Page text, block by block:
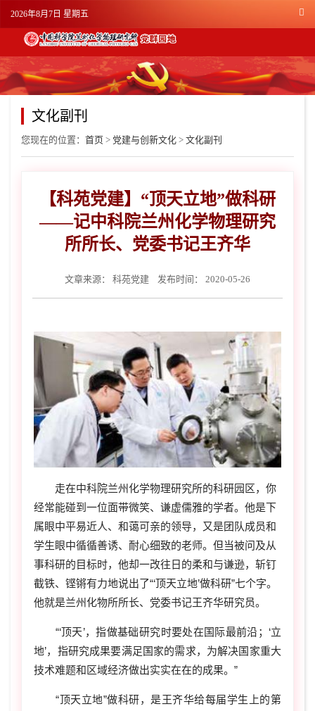
2026年8月7日 星期五
文化副刊
您现在的位置： 首页 > 党建与创新文化 > 文化副刊
【科苑党建】“顶天立地”做科研
——记中科院兰州化学物理研究
所所长、党委书记王齐华
文章来源： 科苑党建 发布时间： 2020-05-26
走在中科院兰州化学物理研究所的科研园区，你
经常能碰到一位面带微笑、谦虚儒雅的学者。他是下
属眼中平易近人、和蔼可亲的领导，又是团队成员和
学生眼中循循善诱、耐心细致的老师。但当被问及从
事科研的目标时，他却一改往日的柔和与谦逊，斩钉
截铁、铿锵有力地说出了“‘顶天立地’做科研”七个字。
他就是兰州化物所所长、党委书记王齐华研究员。
“‘顶天’，指做基础研究时要处在国际最前沿；‘立
地’，指研究成果要满足国家的需求，为解决国家重大
技术难题和区域经济做出实实在在的成果。”
“顶天立地”做科研，是王齐华给每届学生上的第